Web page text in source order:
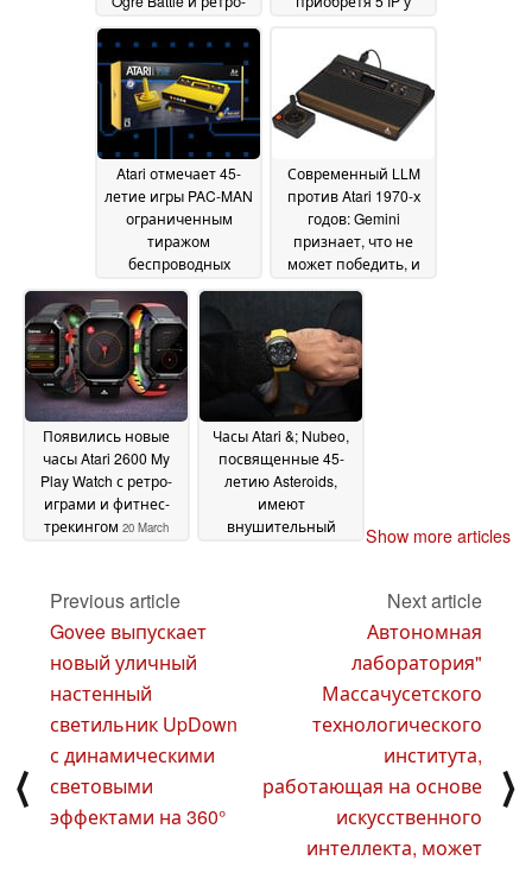
игры Хидео Кодзимы
1988 Snatcher
03
September 2025
Atari отмечает 45-
летие игры PAC-MAN
ограниченным
тиражом
беспроводных
джойстиков Atari
2600 Plus и CX-40
Plus22 July 2025
Современный LLM
против Atari 1970-х
годов: Gemini
признает, что не
может победить, и
уходит15 July 2025
Появились новые
часы Atari 2600 My
Play Watch с ретро-
играми и фитнес-
трекингом 20 March
Часы Atari &; Nubeo,
посвященные 45-
летию Asteroids,
имеют
внушительный
Show more articles
⟨
Previous article
Govee выпускает
новый уличный
настенный
светильник UpDown
с динамическими
световыми
эффектами на 360°
Next article
Автономная
лаборатория"
Массачусетского
технологического
института,
работающая на основе
искусственного
интеллекта, может
⟩